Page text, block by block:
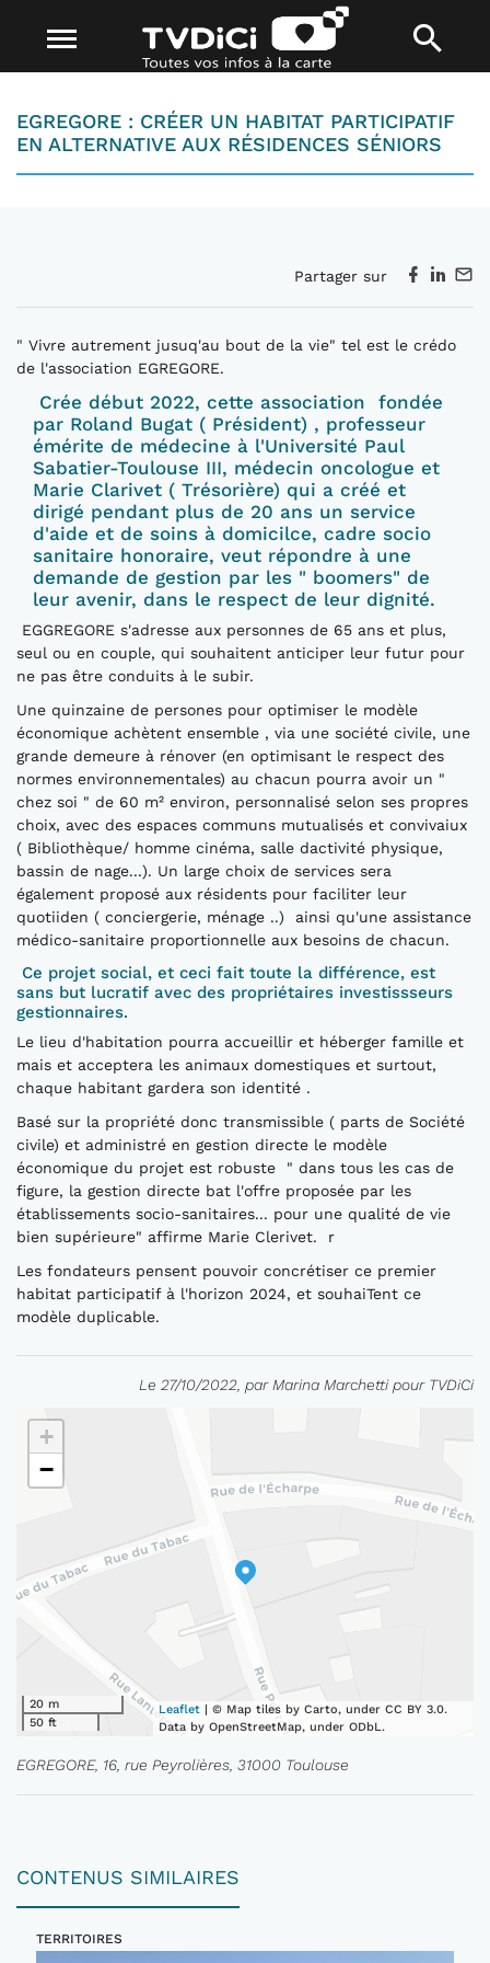
EGREGORE : CRÉER UN HABITAT PARTICIPATIF
EN ALTERNATIVE AUX RÉSIDENCES SÉNIORS
Partager sur
" Vivre autrement jusuq'au bout de la vie" tel est le crédo
de l'association EGREGORE.
Crée début 2022, cette association fondée
par Roland Bugat ( Président) , professeur
émérite de médecine à l'Université Paul
Sabatier-Toulouse III, médecin oncologue et
Marie Clarivet ( Trésorière) qui a créé et
dirigé pendant plus de 20 ans un service
d'aide et de soins à domicilce, cadre socio
sanitaire honoraire, veut répondre à une
demande de gestion par les " boomers" de
leur avenir, dans le respect de leur dignité.
EGGREGORE s'adresse aux personnes de 65 ans et plus,
seul ou en couple, qui souhaitent anticiper leur futur pour
ne pas être conduits à le subir.
Une quinzaine de persones pour optimiser le modèle
économique achètent ensemble , via une société civile, une
grande demeure à rénover (en optimisant le respect des
normes environnementales) au chacun pourra avoir un "
chez soi " de 60 m² environ, personnalisé selon ses propres
choix, avec des espaces communs mutualisés et convivaiux
( Bibliothèque/ homme cinéma, salle dactivité physique,
bassin de nage...). Un large choix de services sera
également proposé aux résidents pour faciliter leur
quotiiden ( conciergerie, ménage ..) ainsi qu'une assistance
médico-sanitaire proportionnelle aux besoins de chacun.
Ce projet social, et ceci fait toute la différence, est
sans but lucratif avec des propriétaires investissseurs
gestionnaires.
Le lieu d'habitation pourra accueillir et héberger famille et
mais et acceptera les animaux domestiques et surtout,
chaque habitant gardera son identité .
Basé sur la propriété donc transmissible ( parts de Société
civile) et administré en gestion directe le modèle
économique du projet est robuste " dans tous les cas de
figure, la gestion directe bat l'offre proposée par les
établissements socio-sanitaires... pour une qualité de vie
bien supérieure" affirme Marie Clerivet. r
Les fondateurs pensent pouvoir concrétiser ce premier
habitat participatif à l'horizon 2024, et souhaiTent ce
modèle duplicable.
Le 27/10/2022, par Marina Marchetti pour TVDiCi
+
−
20 m
50 ft
Leaflet | © Map tiles by Carto, under CC BY 3.0.
Data by OpenStreetMap, under ODbL.
EGREGORE, 16, rue Peyrolières, 31000 Toulouse
CONTENUS SIMILAIRES
TERRITOIRES